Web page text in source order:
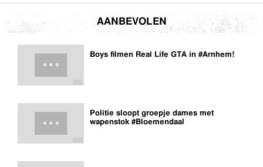
AANBEVOLEN
Boys filmen Real Life GTA in #Arnhem!
Politie sloopt groepje dames met
wapenstok #Bloemendaal